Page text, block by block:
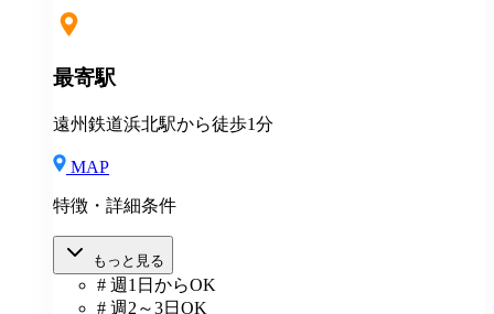
最寄駅
遠州鉄道浜北駅から徒歩1分
MAP
特徴・詳細条件
もっと見る
# 週1日からOK
# 週2～3日OK